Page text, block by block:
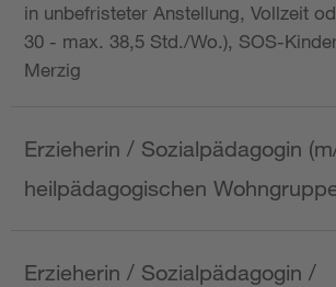
in unbefristeter Anstellung, Vollzeit
30 - max. 38,5 Std./Wo.), SOS-
Merzig
Erzieherin / Sozialpädagogin
heilpädagogischen
Erzieherin / Sozialpädagogin /